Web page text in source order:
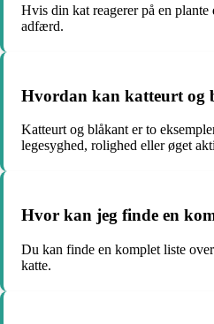
Hvis din kat reagerer på en
adfærd.
Hvordan kan katteurt og
Katteurt og blåkant er to
legesyghed, rolighed eller øget
Hvor kan jeg finde en
Du kan finde en komplet liste
katte.